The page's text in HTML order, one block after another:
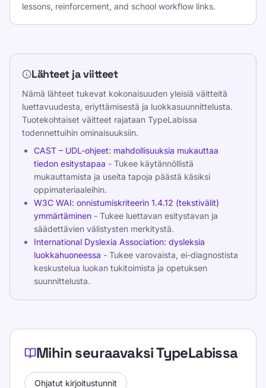
lessons, reinforcement, and school workflow links.
Lähteet ja viitteet
Nämä lähteet tukevat kokonaisuuden yleisiä väitteitä
luettavuudesta, eriyttämisestä ja luokkasuunnittelusta.
Tuotekohtaiset väitteet rajataan TypeLabissa
todennettuihin ominaisuuksiin.
CAST – UDL-ohjeet: mahdollisuuksia mukauttaa
tiedon esitystapaa - Tukee käytännöllistä
mukauttamista ja useita tapoja päästä käsiksi
oppimateriaaleihin.
W3C WAI: onnistumiskriteerin 1.4.12 (tekstivälit)
ymmärtäminen - Tukee luettavan esitystavan ja
säädettävien välistysten merkitystä.
International Dyslexia Association: dysleksia
luokkahuoneessa - Tukee varovaista, ei-diagnostista
keskustelua luokan tukitoimista ja opetuksen
suunnittelusta.
Mihin seuraavaksi TypeLabissa
Ohjatut kirjoitustunnit